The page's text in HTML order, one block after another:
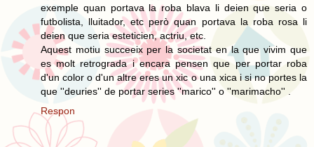
exemple quan portava la roba blava li deien que seria o
futbolista, lluitador, etc però quan portava la roba rosa li
deien que seria esteticien, actriu, etc.
Aquest motiu succeeix per la societat en la que vivim que
es molt retrograda i encara pensen que per portar roba
d'un color o d'un altre eres un xic o una xica i si no portes la
que ''deuries'' de portar series ''marico'' o ''marimacho'' .
Respon